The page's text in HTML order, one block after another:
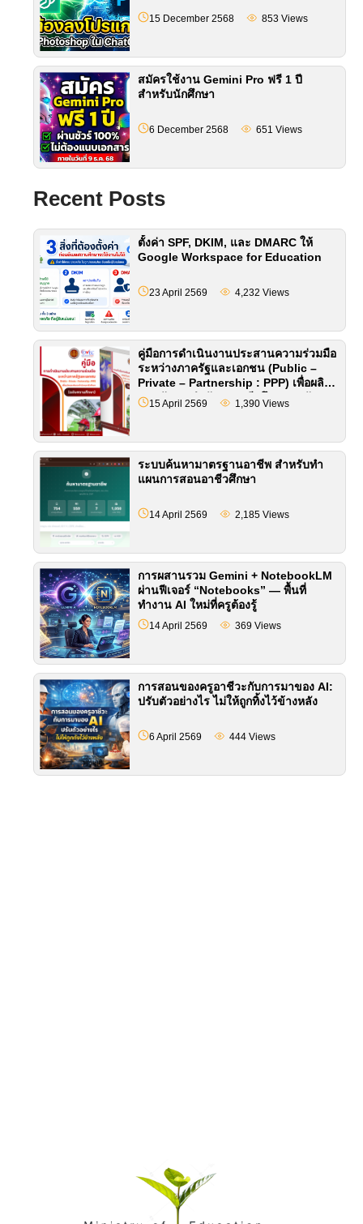
15 December 2568 853 Views
สมัครใช้งาน Gemini Pro ฟรี 1 ปี
สำหรับนักศึกษา
6 December 2568 651 Views
Recent Posts
ตั้งค่า SPF, DKIM, และ DMARC ให้
Google Workspace for Education
23 April 2569 4,232 Views
คู่มือการดําเนินงานประสานความร่วมมือ
ระหว่างภาครัฐและเอกชน (Public –
Private – Partnership : PPP) เพื่อผลิต
และพัฒนากำลังคนอาชีวศึกษา (ฉบับ
สถานศึกษา)
15 April 2569 1,390 Views
ระบบค้นหามาตรฐานอาชีพ สำหรับทำ
แผนการสอนอาชีวศึกษา
14 April 2569 2,185 Views
การผสานรวม Gemini + NotebookLM
ผ่านฟีเจอร์ “Notebooks” — พื้นที่
ทำงาน AI ใหม่ที่ครูต้องรู้
14 April 2569 369 Views
การสอนของครูอาชีวะกับการมาของ AI:
ปรับตัวอย่างไร ไม่ให้ถูกทิ้งไว้ข้างหลัง
6 April 2569 444 Views